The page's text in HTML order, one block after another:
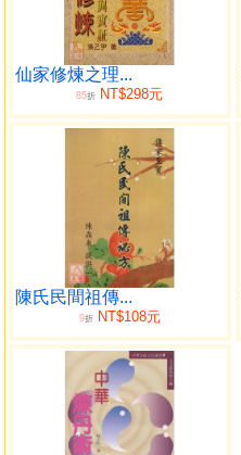
仙家修煉之理...
85折 NT$298元
陳氏民間祖傳...
9折NT$108元